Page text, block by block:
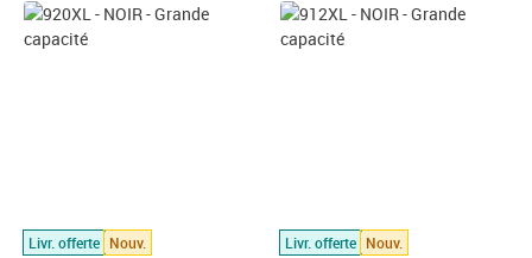
Livr. offerte Nouv.
Prix 4,08€ HT
Livr. offerte Nouv.
Prix 8,25€ HT